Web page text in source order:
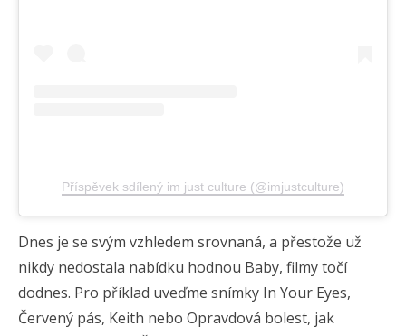
Příspěvek sdílený im just culture (@imjustculture)
Dnes je se svým vzhledem srovnaná, a přestože už
nikdy nedostala nabídku hodnou Baby, filmy točí
dodnes. Pro příklad uveďme snímky In Your Eyes,
Červený pás, Keith nebo Opravdová bolest, jak